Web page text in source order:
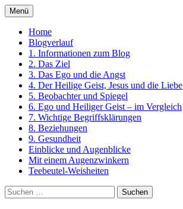
Zum
Inhalt
springen
Ein Kurs in Wundern
Menü
Home
Blogverlauf
1. Informationen zum Blog
2. Das Ziel
3. Das Ego und die Angst
4. Der Heilige Geist, Jesus und die Liebe
5. Beobachter und Spiegel
6. Ego und Heiliger Geist – im Vergleich
7. Wichtige Begriffsklärungen
8. Beziehungen
9. Gesundheit
Einblicke und Augenblicke
Mit einem Augenzwinkern
Teebeutel-Weisheiten
Suchen
nach: